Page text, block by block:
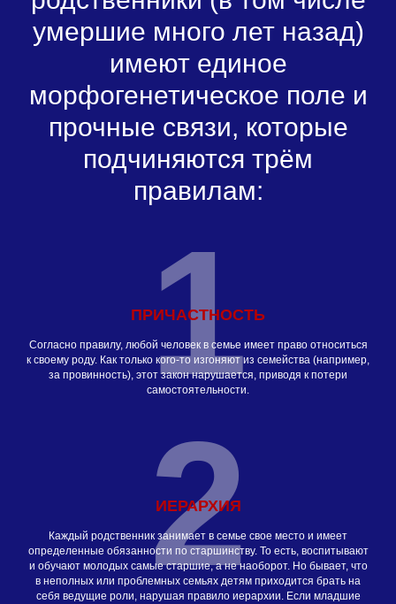
умершие много лет назад)
имеют единое
морфогенетическое поле и
прочные связи, которые
подчиняются трём
правилам:
ПРИЧАСТНОСТЬ
Согласно правилу, любой человек в семье имеет право относиться
к своему роду. Как только кого-то изгоняют из семейства (например,
за провинность), этот закон нарушается, приводя к потери
самостоятельности.
1
ИЕРАРХИЯ
Каждый родственник занимает в семье свое место и имеет
определенные обязанности по старшинству. То есть, воспитывают
и обучают молодых самые старшие, а не наоборот. Но бывает, что
в неполных или проблемных семьях детям приходится брать на
себя ведущие роли, нарушая правило иерархии. Если младшие
2